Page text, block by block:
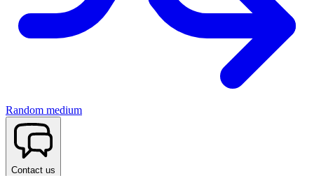
Random medium
Contact us